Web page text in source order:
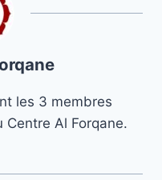
les 3 membres
Al Forqane.